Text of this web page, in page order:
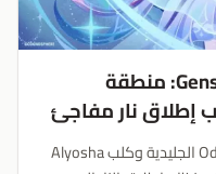
تجربة تحديث Genshin Impact 7.0: منطقة
تقدم منطقة Snezhnaya رقصات Odette الجليدية وكلب Alyosha